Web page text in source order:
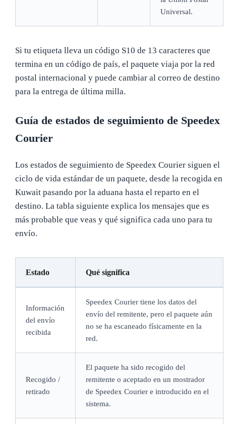
Universal.
Si tu etiqueta lleva un código S10 de 13 caracteres que
termina en un código de país, el paquete viaja por la red
postal internacional y puede cambiar al correo de destino
para la entrega de última milla.
Guía de estados de seguimiento de Speedex
Courier
Los estados de seguimiento de Speedex Courier siguen el
ciclo de vida estándar de un paquete, desde la recogida en
Kuwait pasando por la aduana hasta el reparto en el
destino. La tabla siguiente explica los mensajes que es
más probable que veas y qué significa cada uno para tu
envío.
Estado Qué significa
Información
del envío
recibida
Speedex Courier tiene los datos del
envío del remitente, pero el paquete aún
no se ha escaneado físicamente en la
red.
Recogido /
retirado
El paquete ha sido recogido del
remitente o aceptado en un mostrador
de Speedex Courier e introducido en el
sistema.